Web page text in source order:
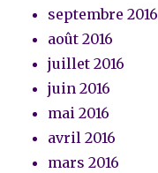
septembre 2016
août 2016
juillet 2016
juin 2016
mai 2016
avril 2016
mars 2016